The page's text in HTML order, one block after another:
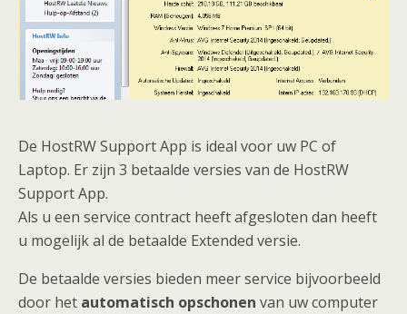
De HostRW Support App is ideal voor uw PC of
Laptop. Er zijn 3 betaalde versies van de HostRW
Support App.
Als u een service contract heeft afgesloten dan heeft
u mogelijk al de betaalde Extended versie.
De betaalde versies bieden meer service bijvoorbeeld
door het automatisch opschonen van uw computer